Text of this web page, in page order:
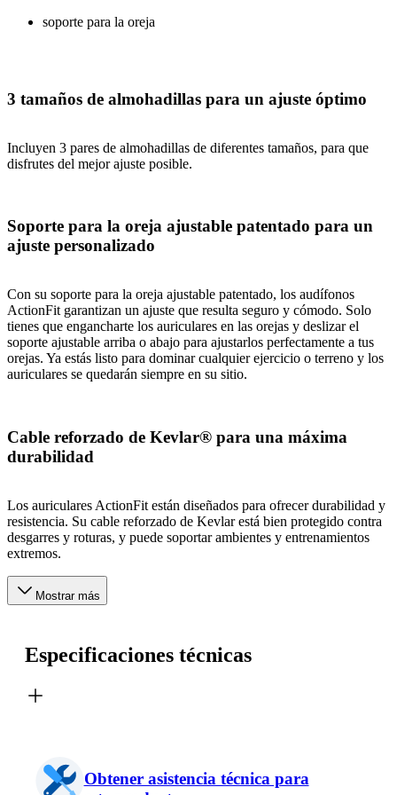
soporte para la oreja
3 tamaños de almohadillas para un ajuste óptimo
Incluyen 3 pares de almohadillas de diferentes tamaños, para que
disfrutes del mejor ajuste posible.
Soporte para la oreja ajustable patentado para un
ajuste personalizado
Con su soporte para la oreja ajustable patentado, los audífonos
ActionFit garantizan un ajuste que resulta seguro y cómodo. Solo
tienes que engancharte los auriculares en las orejas y deslizar el
soporte ajustable arriba o abajo para ajustarlos perfectamente a tus
orejas. Ya estás listo para dominar cualquier ejercicio o terreno y los
auriculares se quedarán siempre en su sitio.
Cable reforzado de Kevlar® para una máxima
durabilidad
Los auriculares ActionFit están diseñados para ofrecer durabilidad y
resistencia. Su cable reforzado de Kevlar está bien protegido contra
desgarres y roturas, y puede soportar ambientes y entrenamientos
extremos.
Mostrar más
Especificaciones técnicas
Obtener asistencia técnica para